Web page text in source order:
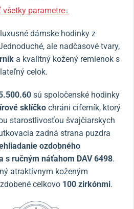
parametre↓
dámske hodinky z
ale nadčasové tvary,
a kvalitný kožený remienok s
celok.
sú spoločenské hodinky
sklíčko chráni ciferník, ktorý
starostlivosťou švajčiarskych
zadná strana puzdra
ozdobného
s ručným náťahom DAV 6498.
atraktívnym koženým
celkovo 100 zirkónmi.